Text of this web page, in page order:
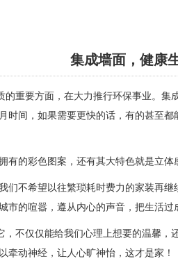
集成墙面，健康
重要方面，在大力推行环保事业。集
时间，如果需要更快的话，有的甚至
有的彩色图案，还有其大特色就是立体
不希望以往繁琐耗时费力的家装再继
市的喧嚣，遵从内心的声音，把生活过
不仅仅能给我们心理上想要的温馨，
牵动神经，让人心旷神怡，这才是家！